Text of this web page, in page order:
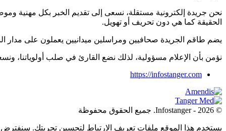
نحن جريدة إلكترونية مستقلة، نسعى إلى تقديم الخبر بكل مهنية
الحقيقة كما هي دون تحريف أو تهويل.
يضم طاقم الجريدة صحافيين ومراسلين ميدانيين يعملون على مدار
نؤمن بأن الإعلام مسؤولية، لذلك نضع القارئ في صلب
https://infostanger.com
© 2026 - Infostanger. جميع الحقوق محفوظة
يستخدم هذا الموقع ملفات تعريف الارتباط لتحسين تجربتك.